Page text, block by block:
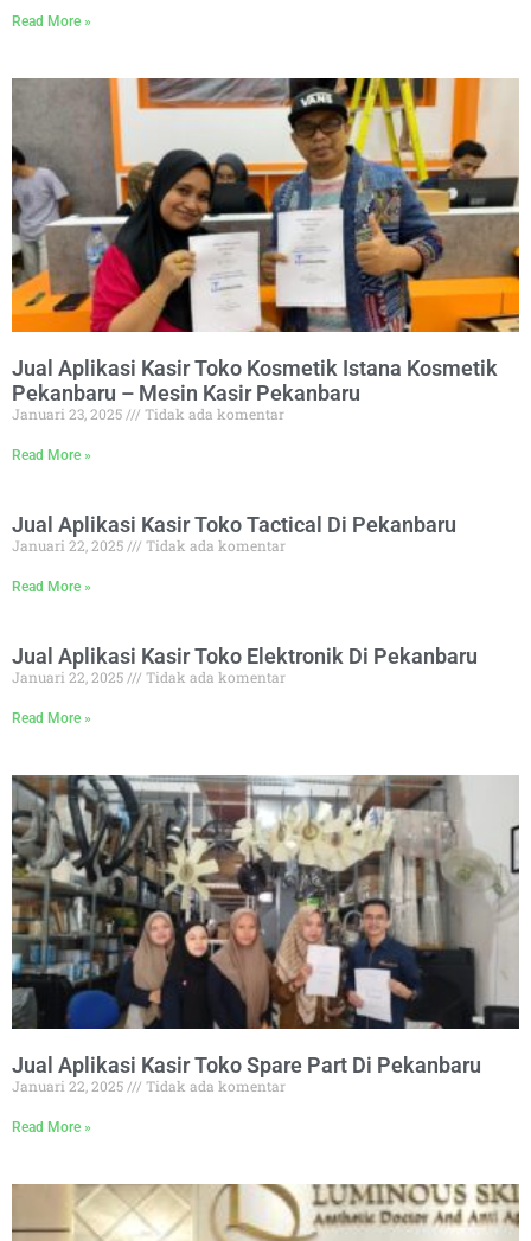
Read More »
Jual Aplikasi Kasir Toko Kosmetik Istana Kosmetik
Pekanbaru – Mesin Kasir Pekanbaru
Januari 23, 2025 Tidak ada komentar
Read More »
Jual Aplikasi Kasir Toko Tactical Di Pekanbaru
Januari 22, 2025 Tidak ada komentar
Read More »
Jual Aplikasi Kasir Toko Elektronik Di Pekanbaru
Januari 22, 2025 Tidak ada komentar
Read More »
Jual Aplikasi Kasir Toko Spare Part Di Pekanbaru
Januari 22, 2025 Tidak ada komentar
Read More »